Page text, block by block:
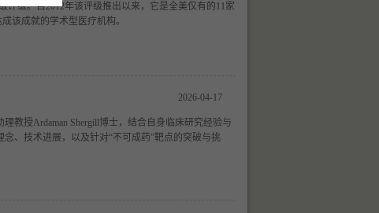
评级。自2012年该评级推出以来，它是全美仅有的11家
该成就的学术型医疗机构。
2026-04-17
教授Ardaman Shergill博士，结合自身临床研究经验与
、技术进展，以及针对“不可成药”靶点的突破与挑